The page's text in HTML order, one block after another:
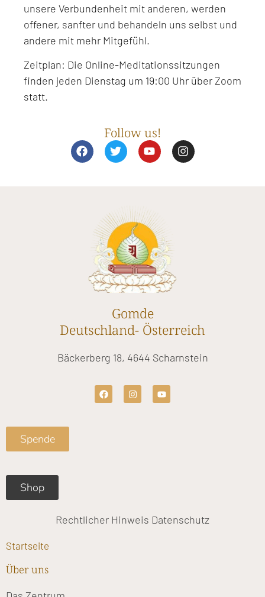
unsere Verbundenheit mit anderen, werden
offener, sanfter und behandeln uns selbst und
andere mit mehr Mitgefühl.
Zeitplan: Die Online-Meditationssitzungen
finden jeden Dienstag um 19:00 Uhr über Zoom
statt.
Follow us!
F
a
c
T
w
i
Y
o
u
I
n
s
Gomde
Deutschland- Österreich
Bäckerberg 18, 4644 Scharnstein
F
a
c
I
n
s
Y
o
u
Spende
Shop
Rechtlicher Hinweis Datenschutz
Startseite
Über uns